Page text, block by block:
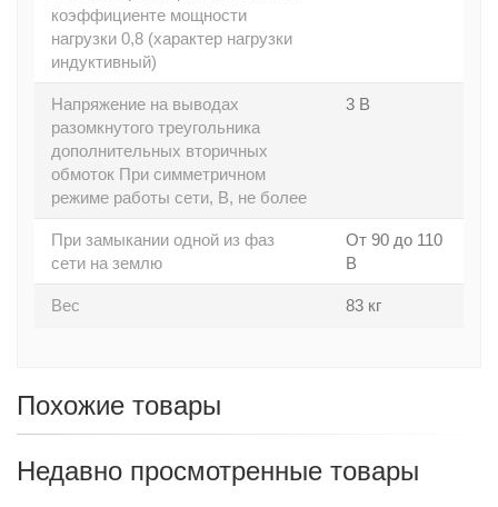
коэффициенте мощности
нагрузки 0,8 (характер нагрузки
индуктивный)
Напряжение на выводах
разомкнутого треугольника
дополнительных вторичных
обмоток При симметричном
режиме работы сети, В, не более
3 В
При замыкании одной из фаз
сети на землю
От 90 до 110
В
Вес 83 кг
Похожие товары
Недавно просмотренные товары